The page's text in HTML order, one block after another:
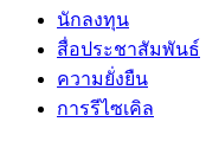
นักลงทุน
สื่อประชาสัมพันธ์
ความยั่งยืน
การรีไซเคิล